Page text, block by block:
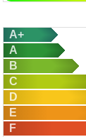
A+
A
B
C
D
E
F